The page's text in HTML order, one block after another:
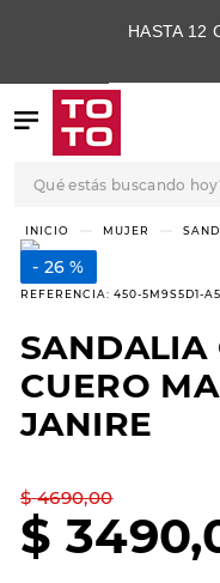
HASTA 12
MUJER
26 %
REFERENCIA: 450-5M9S5D1-
SANDALIA
CUERO
JANIRE
$ 4690,00
$ 3490,